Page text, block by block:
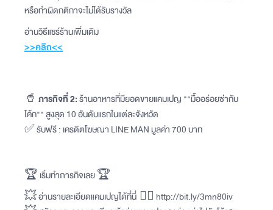
หรือทำผิดกติกาจะไม่ได้รับรางวัล
อ่านวิธีแชร์ร้านเพิ่มเติม
>>คลิก<<
🥤 ภารกิจที่ 2:ร้านอาหารที่มียอดขายแคมเปญ ""มื้ออร่อยซ่ากับ
โค้ก"" สูงสุด 10 อันดับแรกในแต่ละจังหวัด
✅ รับฟรี : เครดิตโฆษณา LINE MAN มูลค่า 700 บาท
🏆 เริ่มทำภารกิจเลย 🏆
💥 อ่านรายละเอียดแคมเปญได้ที่นี่ 👉🏻 http://bit.ly/3mn80iv